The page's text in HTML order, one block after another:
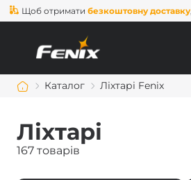
отриматибезкоштовну доставку, вам
Каталог Ліхтарі Fenix
Ліхтарі
167 товарів